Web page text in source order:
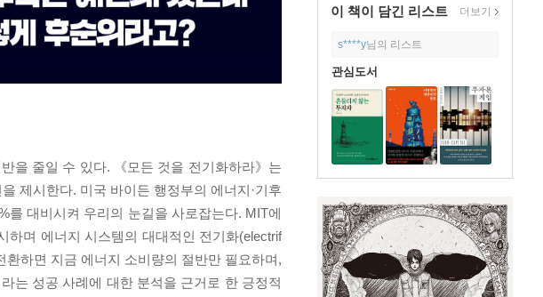
이 책이 담긴 리스트 더보기
s****y님의 리스트
관심도서
을 줄일 수 있다. 《모든 것을 전기화하라》는
제시한다. 미국 바이든 행정부의 에너지·기후
를 대비시켜 우리의 눈길을 사로잡는다. MIT에
하며 에너지 시스템의 대대적인 전기화(electrif
하면 지금 에너지 소비량의 절반만 필요하며,
는 성공 사례에 대한 분석을 근거로 한 긍정적